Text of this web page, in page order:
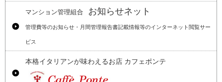
マンション管理組合 お知らせネット
管理費等のお知らせ・月間管理報告書記載情報等のインターネット閲覧サー
ビス
本格イタリアンが味わえるお店 カフェポンテ